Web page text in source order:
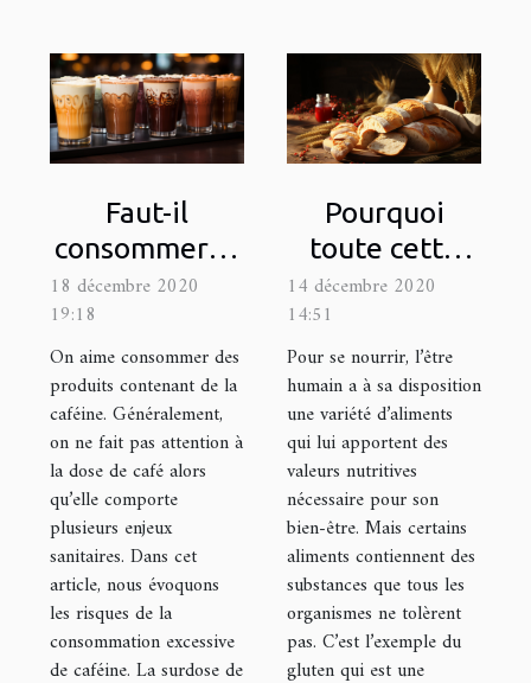
Faut-il
consommer la
caféine en
quantité au
quotidien ?
18 décembre 2020
19:18
On aime consommer des
produits contenant de la
caféine. Généralement,
on ne fait pas attention à
la dose de café alors
qu’elle comporte
plusieurs enjeux
sanitaires. Dans cet
article, nous évoquons
les risques de la
consommation excessive
de caféine. La surdose de
Pourquoi
toute cette
polémique
autour du
gluten ?
14 décembre 2020
14:51
Pour se nourrir, l’être
humain a à sa disposition
une variété d’aliments
qui lui apportent des
valeurs nutritives
nécessaire pour son
bien-être. Mais certains
aliments contiennent des
substances que tous les
organismes ne tolèrent
pas. C’est l’exemple du
gluten qui est une